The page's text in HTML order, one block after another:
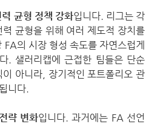
력 균형 정책 강화입니다. 리그는 각
균형을 위해 여러 제도적 장치를
의 시장 형성 속도를 자연스럽게
. 샐러리캡에 근접한 팀들은 단순
아니라, 장기적인 포트폴리오 관
니다.
략 변화입니다. 과거에는 FA 선언